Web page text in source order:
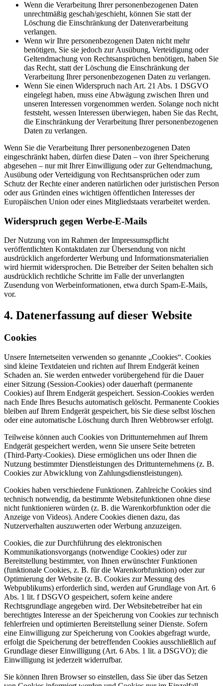
Wenn die Verarbeitung Ihrer personenbezogenen Daten
unrechtmäßig geschah/geschieht, können Sie statt der
Löschung die Einschränkung der Datenverarbeitung
verlangen.
Wenn wir Ihre personenbezogenen Daten nicht mehr
benötigen, Sie sie jedoch zur Ausübung, Verteidigung oder
Geltendmachung von Rechtsansprüchen benötigen, haben Sie
das Recht, statt der Löschung die Einschränkung der
Verarbeitung Ihrer personenbezogenen Daten zu verlangen.
Wenn Sie einen Widerspruch nach Art. 21 Abs. 1 DSGVO
eingelegt haben, muss eine Abwägung zwischen Ihren und
unseren Interessen vorgenommen werden. Solange noch nicht
feststeht, wessen Interessen überwiegen, haben Sie das Recht,
die Einschränkung der Verarbeitung Ihrer personenbezogenen
Daten zu verlangen.
Wenn Sie die Verarbeitung Ihrer personenbezogenen Daten
eingeschränkt haben, dürfen diese Daten – von ihrer Speicherung
abgesehen – nur mit Ihrer Einwilligung oder zur Geltendmachung,
Ausübung oder Verteidigung von Rechtsansprüchen oder zum
Schutz der Rechte einer anderen natürlichen oder juristischen Person
oder aus Gründen eines wichtigen öffentlichen Interesses der
Europäischen Union oder eines Mitgliedstaats verarbeitet werden.
Widerspruch gegen Werbe-E-Mails
Der Nutzung von im Rahmen der Impressumspflicht
veröffentlichten Kontaktdaten zur Übersendung von nicht
ausdrücklich angeforderter Werbung und Informationsmaterialien
wird hiermit widersprochen. Die Betreiber der Seiten behalten sich
ausdrücklich rechtliche Schritte im Falle der unverlangten
Zusendung von Werbeinformationen, etwa durch Spam-E-Mails,
vor.
4. Datenerfassung auf dieser Website
Cookies
Unsere Internetseiten verwenden so genannte „Cookies“. Cookies
sind kleine Textdateien und richten auf Ihrem Endgerät keinen
Schaden an. Sie werden entweder vorübergehend für die Dauer
einer Sitzung (Session-Cookies) oder dauerhaft (permanente
Cookies) auf Ihrem Endgerät gespeichert. Session-Cookies werden
nach Ende Ihres Besuchs automatisch gelöscht. Permanente Cookies
bleiben auf Ihrem Endgerät gespeichert, bis Sie diese selbst löschen
oder eine automatische Löschung durch Ihren Webbrowser erfolgt.
Teilweise können auch Cookies von Drittunternehmen auf Ihrem
Endgerät gespeichert werden, wenn Sie unsere Seite betreten
(Third-Party-Cookies). Diese ermöglichen uns oder Ihnen die
Nutzung bestimmter Dienstleistungen des Drittunternehmens (z. B.
Cookies zur Abwicklung von Zahlungsdienstleistungen).
Cookies haben verschiedene Funktionen. Zahlreiche Cookies sind
technisch notwendig, da bestimmte Websitefunktionen ohne diese
nicht funktionieren würden (z. B. die Warenkorbfunktion oder die
Anzeige von Videos). Andere Cookies dienen dazu, das
Nutzerverhalten auszuwerten oder Werbung anzuzeigen.
Cookies, die zur Durchführung des elektronischen
Kommunikationsvorgangs (notwendige Cookies) oder zur
Bereitstellung bestimmter, von Ihnen erwünschter Funktionen
(funktionale Cookies, z. B. für die Warenkorbfunktion) oder zur
Optimierung der Website (z. B. Cookies zur Messung des
Webpublikums) erforderlich sind, werden auf Grundlage von Art. 6
Abs. 1 lit. f DSGVO gespeichert, sofern keine andere
Rechtsgrundlage angegeben wird. Der Websitebetreiber hat ein
berechtigtes Interesse an der Speicherung von Cookies zur technisch
fehlerfreien und optimierten Bereitstellung seiner Dienste. Sofern
eine Einwilligung zur Speicherung von Cookies abgefragt wurde,
erfolgt die Speicherung der betreffenden Cookies ausschließlich auf
Grundlage dieser Einwilligung (Art. 6 Abs. 1 lit. a DSGVO); die
Einwilligung ist jederzeit widerrufbar.
Sie können Ihren Browser so einstellen, dass Sie über das Setzen